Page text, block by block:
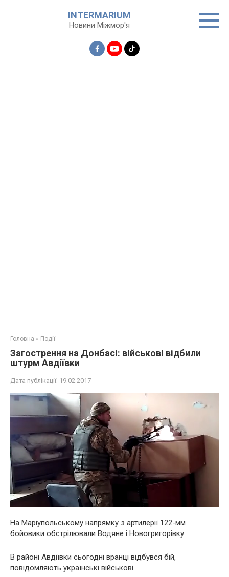
INTERMARIUM
Новини Міжмор'я
Головна » Події
Загострення на Донбасі: військові відбили
штурм Авдіївки
Дата публікації: 19.02.2017
На Маріупольському напрямку з артилерії 122-мм
бойовики обстрілювали Водяне і Новогригорівку.
В районі Авдіївки сьогодні вранці відбувся бій,
повідомляють українські військові.